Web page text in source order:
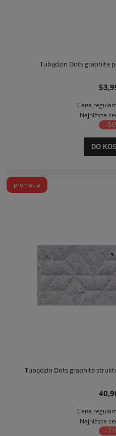
Tubądzin Dots graphite
Cena
Najniższa
-
DO
Tubądzin Dots graphite
Cena
Najniższa
-
promocja